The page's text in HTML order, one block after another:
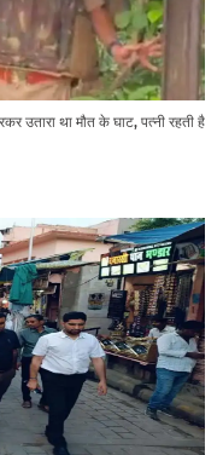
उतारा था मौत के घाट, पत्नी रहती है